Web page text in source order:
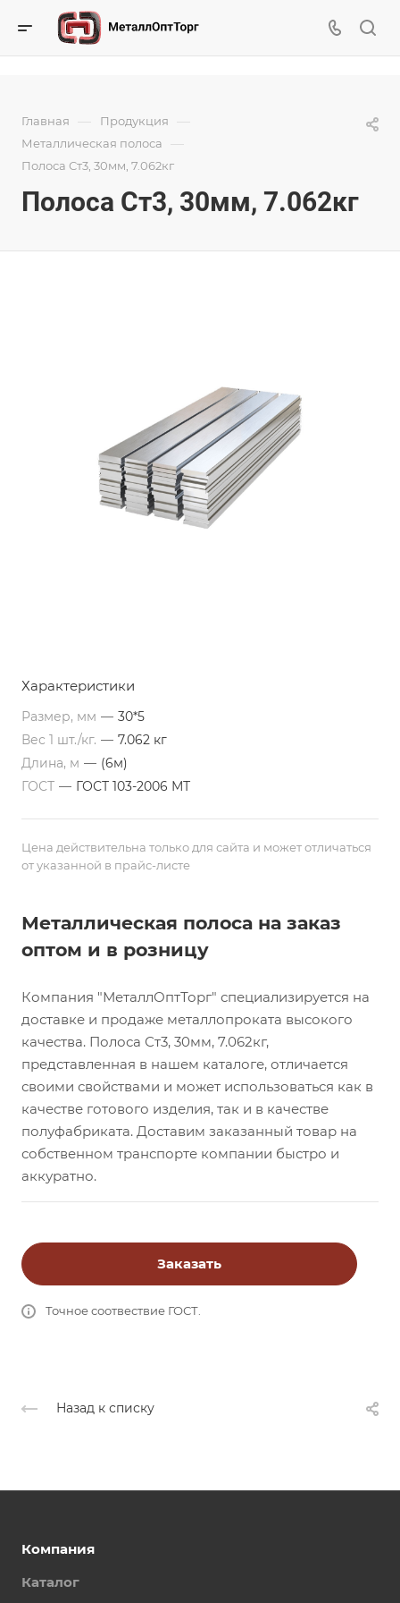
Главная — Продукция —
Металлическая полоса —
Полоса Ст3, 30мм, 7.062кг
Полоса Ст3, 30мм, 7.062кг
Характеристики
Размер, мм — 30*5
Вес 1 шт./кг. — 7.062 кг
Длина, м — (6м)
ГОСТ — ГОСТ 103-2006 МТ
Цена действительна только для сайта и может отличаться
от указанной в прайс-листе
Металлическая полоса на заказ
оптом и в розницу
Компания "МеталлОптТорг" специализируется на
доставке и продаже металлопроката высокого
качества. Полоса Ст3, 30мм, 7.062кг,
представленная в нашем каталоге, отличается
своими свойствами и может использоваться как в
качестве готового изделия, так и в качестве
полуфабриката. Доставим заказанный товар на
собственном транспорте компании быстро и
аккуратно.
Заказать
Точное соотвествие ГОСТ.
Назад к списку
Компания
Каталог